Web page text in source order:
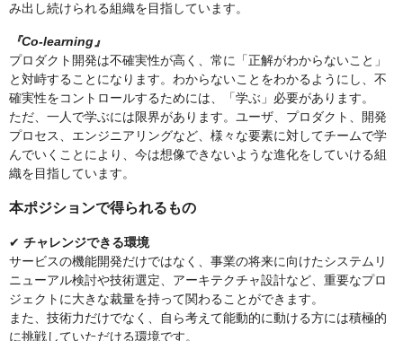
み出し続けられる組織を目指しています。
『Co-learning』
プロダクト開発は不確実性が高く、常に「正解がわからないこと」
と対峙することになります。わからないことをわかるようにし、不
確実性をコントロールするためには、「学ぶ」必要があります。
ただ、一人で学ぶには限界があります。ユーザ、プロダクト、開発
プロセス、エンジニアリングなど、様々な要素に対してチームで学
んでいくことにより、今は想像できないような進化をしていける組
織を目指しています。
本ポジションで得られるもの
✔︎ チャレンジできる環境
サービスの機能開発だけではなく、事業の将来に向けたシステムリ
ニューアル検討や技術選定、アーキテクチャ設計など、重要なプロ
ジェクトに大きな裁量を持って関わることができます。
また、技術力だけでなく、自ら考えて能動的に動ける方には積極的
に挑戦していただける環境です。